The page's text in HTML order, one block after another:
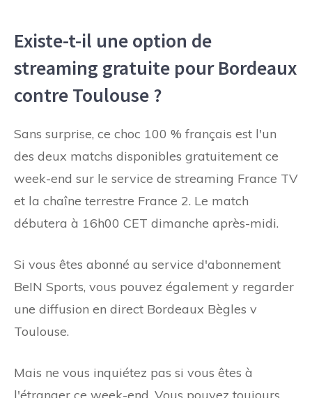
Existe-t-il une option de
streaming gratuite pour Bordeaux
contre Toulouse ?
Sans surprise, ce choc 100 % français est l'un
des deux matchs disponibles gratuitement ce
week-end sur le service de streaming France TV
et la chaîne terrestre France 2. Le match
débutera à 16h00 CET dimanche après-midi.
Si vous êtes abonné au service d'abonnement
BeIN Sports, vous pouvez également y regarder
une diffusion en direct Bordeaux Bègles v
Toulouse.
Mais ne vous inquiétez pas si vous êtes à
l'étranger ce week-end. Vous pouvez toujours